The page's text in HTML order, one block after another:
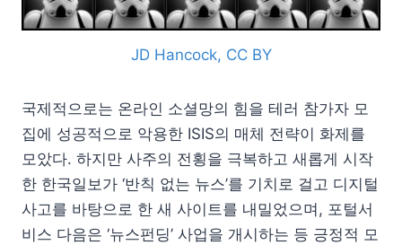
JD Hancock, CC BY
국제적으로는 온라인 소셜망의 힘을 테러 참가자 모
집에 성공적으로 악용한 ISIS의 매체 전략이 화제를
모았다. 하지만 사주의 전횡을 극복하고 새롭게 시작
한 한국일보가 ‘반칙 없는 뉴스’를 기치로 걸고 디지털
사고를 바탕으로 한 새 사이트를 내밀었으며, 포털서
비스 다음은 ‘뉴스펀딩’ 사업을 개시하는 등 긍정적 모